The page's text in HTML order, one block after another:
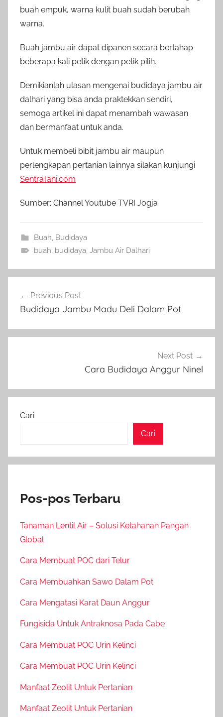
buah empuk, warna kulit buah sudah berubah
warna.
Buah jambu air dapat dipanen secara bertahap
beberapa kali petik dengan petik pilih.
Demikianlah ulasan mengenai budidaya jambu air
dalhari yang bisa anda praktekkan sendiri,
semoga artikel ini dapat menambah wawasan
dan bermanfaat untuk anda.
Untuk membeli bibit jambu air maupun
perlengkapan pertanian lainnya silakan kunjungi
SentraTani.com
Sumber: Channel Youtube TVRI Jogja
Buah, Budidaya
buah, budidaya, Jambu Air Dalhari
pos
Previous Post
Budidaya Jambu Madu Deli Dalam Pot
Next Post
Cara Budidaya Anggur Ninel
Cari
Cari
Pos-pos Terbaru
Tanaman Lentil Air – Solusi Ketahanan Pangan
Global
Cara Membuat POC dari Telur
Cara Membuahkan Sawo Dalam Pot
Cara Mengatasi Karat Daun Anggur
Fungisida Untuk Antraknosa Pada Cabe
Cara Membuat POC Urin Kelinci
Cara Membuat POC Urin Kelinci
Manfaat Zeolit Untuk Pertanian
Manfaat Zeolit Untuk Pertanian